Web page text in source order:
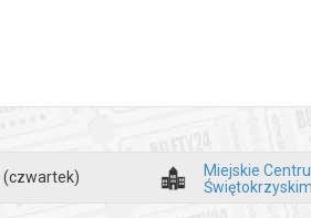
(czwartek)
Miejskie
Świętokrzyskim